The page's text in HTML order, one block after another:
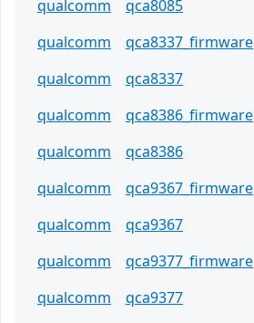
qualcomm
qca8085
qualcomm
qca8337_firmware
qualcomm
qca8337
qualcomm
qca8386_firmware
qualcomm
qca8386
qualcomm
qca9367_firmware
qualcomm
qca9367
qualcomm
qca9377_firmware
qualcomm
qca9377